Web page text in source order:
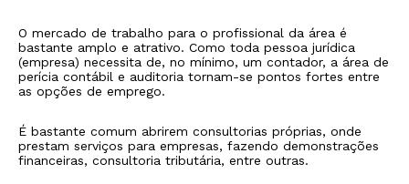
O mercado de trabalho para o profissional da área é
bastante amplo e atrativo. Como toda pessoa jurídica
(empresa) necessita de, no mínimo, um contador, a área de
perícia contábil e auditoria tornam-se pontos fortes entre
as opções de emprego.
É bastante comum abrirem consultorias próprias, onde
prestam serviços para empresas, fazendo demonstrações
financeiras, consultoria tributária, entre outras.